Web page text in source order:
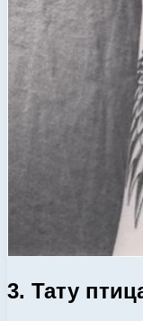
3. Тату